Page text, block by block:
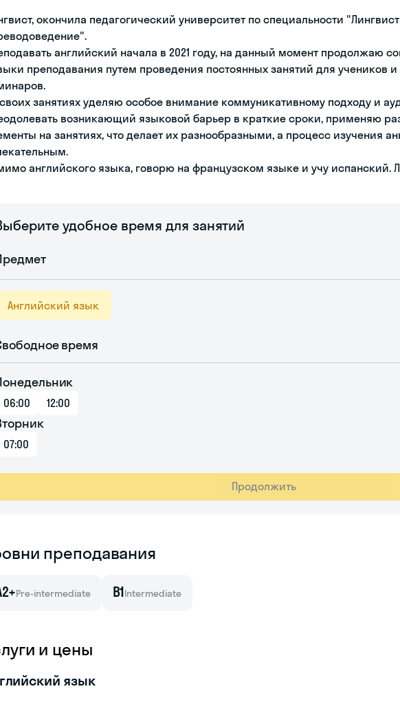
окончила педагогический университет по специальности
английский начала в 2021 году, на данный момент продолжаю
преподавания путем проведения постоянных занятий для учеников
занятиях уделяю особое внимание коммуникативному подходу и
возникающий языковой барьер в краткие сроки, применяю
на занятиях, что делает их разнообразными, а процесс изучения
английского языка, говорю на французском языке и учу
удобное время для занятий
Английский язык
время
06:00 12:00
07:00
Продолжить
преподавания
Pre-intermediate B1Intermediate
и цены
язык